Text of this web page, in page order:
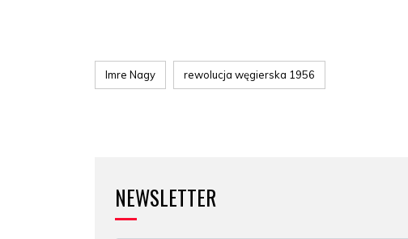
Imre Nagy rewolucja węgierska 1956
NEWSLETTER